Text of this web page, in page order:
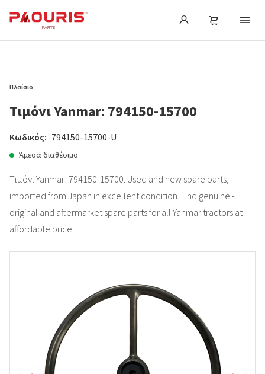
Πλαίσιο
Τιμόνι Yanmar: 794150-15700
Κωδικός: 794150-15700-U
Άμεσα διαθέσιμο
Τιμόνι Yanmar: 794150-15700. Used and new spare parts,
imported from Japan in excellent condition. Find genuine -
original and aftermarket spare parts for all Yanmar tractors at
affordable price.